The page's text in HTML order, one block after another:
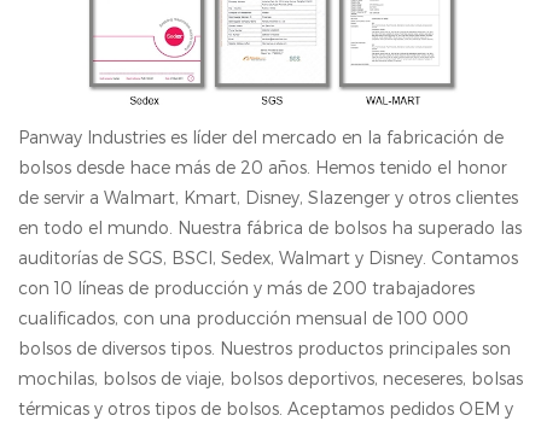
Panway Industries es líder del mercado en la fabricación de
bolsos desde hace más de 20 años. Hemos tenido el honor
de servir a Walmart, Kmart, Disney, Slazenger y otros clientes
en todo el mundo. Nuestra fábrica de bolsos ha superado las
auditorías de SGS, BSCl, Sedex, Walmart y Disney. Contamos
con 10 líneas de producción y más de 200 trabajadores
cualificados, con una producción mensual de 100 000
bolsos de diversos tipos. Nuestros productos principales son
mochilas, bolsos de viaje, bolsos deportivos, neceseres, bolsas
térmicas y otros tipos de bolsos. Aceptamos pedidos OEM y